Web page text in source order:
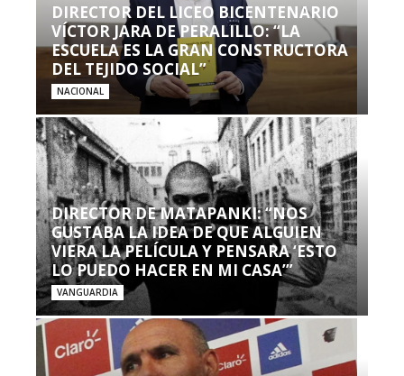
DIRECTOR DEL LICEO BICENTENARIO
VÍCTOR JARA DE PERALILLO: “LA
ESCUELA ES LA GRAN CONSTRUCTORA
DEL TEJIDO SOCIAL”
NACIONAL
DIRECTOR DE MATAPANKI: “NOS
GUSTABA LA IDEA DE QUE ALGUIEN
VIERA LA PELÍCULA Y PENSARA ‘ESTO
LO PUEDO HACER EN MI CASA’”
VANGUARDIA